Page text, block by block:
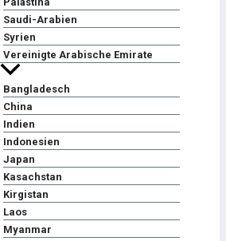
Saudi-Arabien
Syrien
Vereinigte Arabische Emirate
Bangladesch
China
Indien
Indonesien
Japan
Kasachstan
Kirgistan
Laos
Myanmar